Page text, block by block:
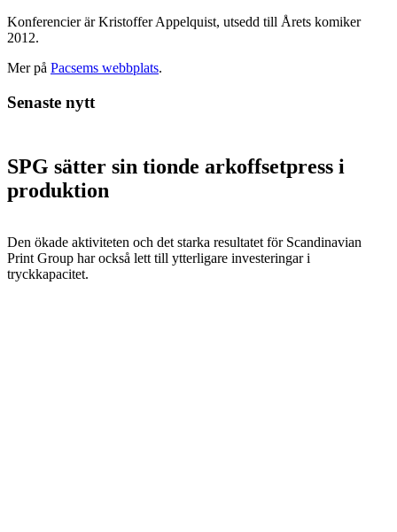
Konferencier är Kristoffer Appelquist, utsedd till Årets komiker
2012.
Mer på Pacsems webbplats.
Senaste nytt
SPG sätter sin tionde arkoffsetpress i
produktion
Den ökade aktiviteten och det starka resultatet för Scandinavian
Print Group har också lett till ytterligare investeringar i
tryckkapacitet.